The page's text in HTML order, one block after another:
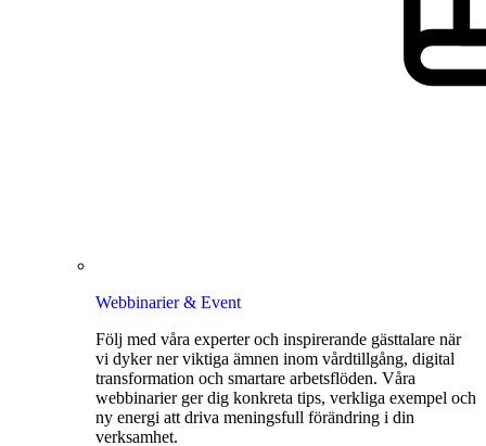
Webbinarier & Event
Följ med våra experter och inspirerande gästtalare när
vi dyker ner viktiga ämnen inom vårdtillgång, digital
transformation och smartare arbetsflöden. Våra
webbinarier ger dig konkreta tips, verkliga exempel och
ny energi att driva meningsfull förändring i din
verksamhet.